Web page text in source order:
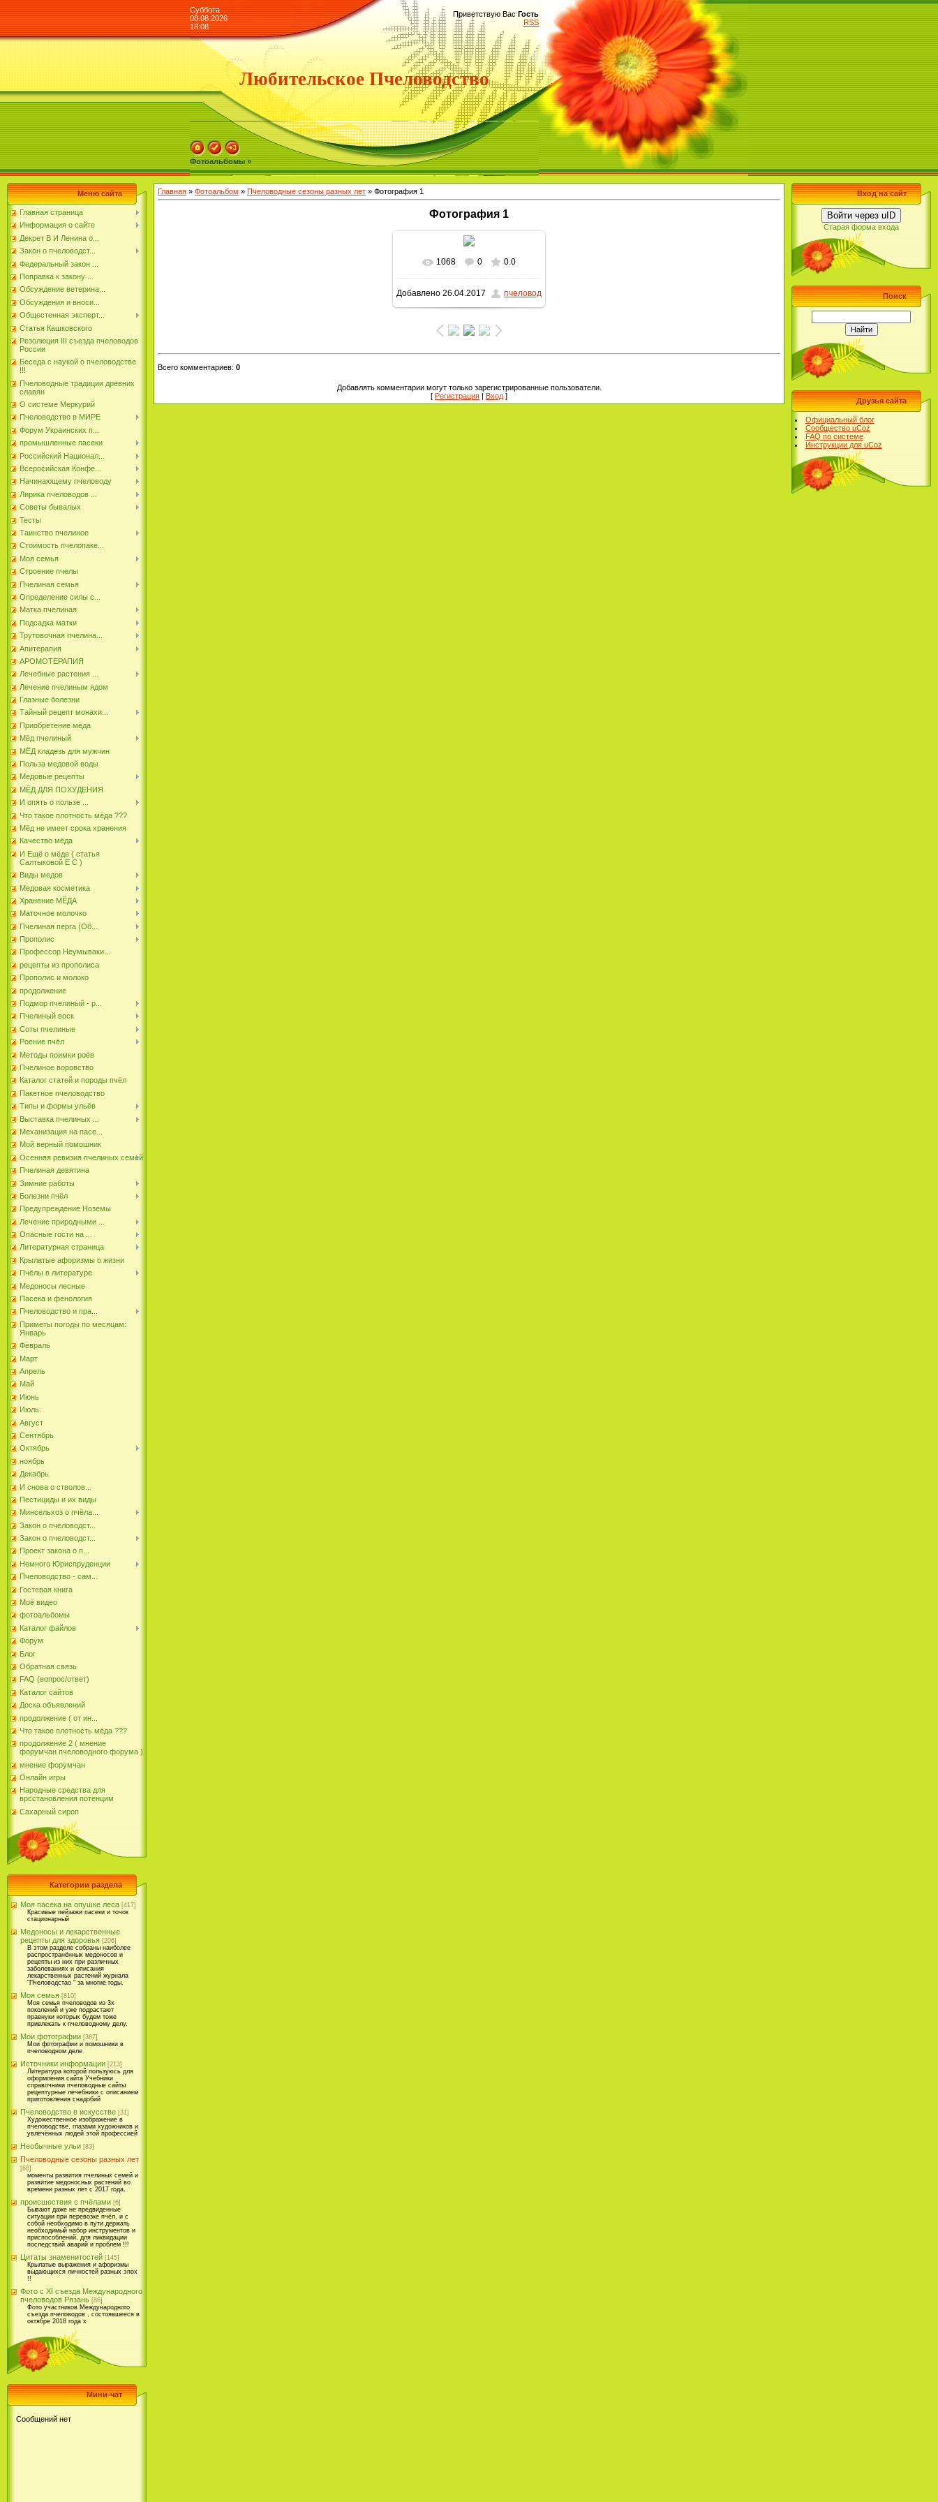
Суббота
08.08.2026
18:08
Приветствую Вас Гость
RSS
Любительское Пчеловодство
Фотоальбомы »
Меню сайта
Главная страница
Информация о сайте
Декрет В И Ленина о...
Закон о пчеловодст...
Федеральный закон ...
Поправка к закону ...
Обсуждение ветерина...
Обсуждения и вноси...
Общестенная эксперт...
Статья Кашковского
Резолюция III съезда пчеловодов
России
Беседа с наукой о пчеловодстве
!!!
Пчеловодные традиции древних
славян
О системе Меркурий
Пчеловодство в МИРЕ
Форум Украинских п...
промышленные пасеки
Российский Национал...
Всеросийская Конфе...
Начинающему пчеловоду
Лирика пчеловодов ...
Советы бывалых
Тесты
Таинство пчелиное
Стоимость пчелопаке...
Моя семья
Строение пчелы
Пчелиная семья
Определение силы с...
Матка пчелиная
Подсадка матки
Трутовочная пчелина...
Апитерапия
АРОМОТЕРАПИЯ
Лечебные растения ...
Лечение пчелиным ядом
Глазные болезни
Тайный рецепт монахи...
Приобретение мёда
Мёд пчелиный
МЁД кладезь для мужчин
Польза медовой воды
Медовые рецепты
МЁД ДЛЯ ПОХУДЕНИЯ
И опять о пользе ...
Что такое плотность мёда ???
Мёд не имеет срока хранения
Качество мёда
И Ещё о мёде ( статья
Салтыковой Е С )
Виды медов
Медовая косметика
Хранение МЁДА
Маточное молочко
Пчелиная перга (Об...
Прополис
Профессор Неумываки...
рецепты из прополиса
Прополис и молоко
продолжение
Подмор пчелиный - р...
Пчелиный воск
Соты пчелиные
Роение пчёл
Методы поимки роёв
Пчелиное воровство
Каталог статей и породы пчёл
Пакетное пчеловодство
Типы и формы ульёв
Выставка пчелиных ...
Механизация на пасе...
Мой верный помошник
Осенняя ревизия пчелиных семей
Пчелиная девятина
Зимние работы
Болезни пчёл
Предупреждение Ноземы
Лечение природными ...
Опасные гости на ...
Литературная страница
Крылатые афоризмы о жизни
Пчёлы в литературе
Медоносы лесные
Пасека и фенология
Пчеловодство и пра...
Приметы погоды по месяцам:
Январь
Февраль
Март
Апрель
Май
Июнь
Июль.
Август
Сентябрь
Октябрь
ноябрь
Декабрь.
И снова о стволов...
Пестициды и их виды
Минсельхоз о пчёла...
Закон о пчеловодст...
Закон о пчеловодст...
Проект закона о п...
Немного Юриспруденции
Пчеловодство - сам...
Гостевая книга
Моё видео
фотоальбомы
Каталог файлов
Форум
Блог
Обратная связь
FAQ (вопрос/ответ)
Каталог сайтов
Доска объявлений
продолжение ( от ин...
Что такое плотность мёда ???
продолжение 2 ( мнение
форумчан пчеловодного форума )
мнение форумчан
Онлайн игры
Народные средства для
врсстановления потенцим
Сахарный сироп
Категории раздела
Моя пасека на опушке леса [417]
Красивые пейзажи пасеки и точок
стационарный
Медоносы и лекарственные
рецепты для здоровья [206]
В этом разделе собраны наиболее
распространённых медоносов и
рецепты из них при различных
заболеваниях и описания
лекарственных растений журнала
"Пчеловодстао " за многие годы.
Моя семья [810]
Моя семья пчеловодов из 3х
поколений и уже подрастают
правнуки которых будем тоже
привлекать к пчеловодному делу.
Мои фотографии [387]
Мои фотографии и помошники в
пчеловодном деле
Источники информации [213]
Литература которой пользуюсь для
оформления сайта Учебники
справочники пчеловодные сайты
рецептурные лечебники с описанием
приготовления снадобий
Пчеловодство в искусстве [31]
Художественное изображение в
пчеловодстве, глазами художников и
увлечённых людей этой профессией
Необычные ульи [83]
Пчеловодные сезоны разных лет
[68]
моменты развития пчелиных семей и
развитие медоносных растений во
времени разных лет с 2017 года.
происшествия с пчёлами [6]
Бывают даже не предвиденные
ситуации при перевозке пчёл, и с
собой необходимо в пути держать
необходимый набор инструментов и
приспособлений, для ликвидации
последствий аварий и проблем !!!
Цитаты знаменитостей [145]
Крылатые выражения и афоризмы
выдающихся личностей разных эпох
!!
Фото с XI съезда Международного
пчеловодов Рязань [86]
Фото участников Международного
съезда пчеловодов , состоявшееся в
октябре 2018 года х
Мини-чат
Главная » Фотоальбом » Пчеловодные сезоны разных лет » Фотография 1
Фотография 1
В реальном размере
1600x900/ 503.8Kb
1068 0 0.0
Добавлено 26.04.2017 пчеловод
Всего комментариев: 0
Добавлять комментарии могут только зарегистрированные пользователи.
[ Регистрация Вход]
Вход на сайт
Войти через uID
Старая форма входа
Поиск
Друзья сайта
Официальный блог
Сообщество uCoz
FAQ по системе
Инструкции для uCoz